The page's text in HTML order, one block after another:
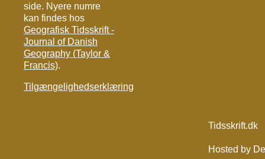
side. Nyere numre
kan findes hos
Geografisk Tidsskrift -
Journal of Danish
Geography (Taylor &
Francis).
Tilgængelighedserklæring